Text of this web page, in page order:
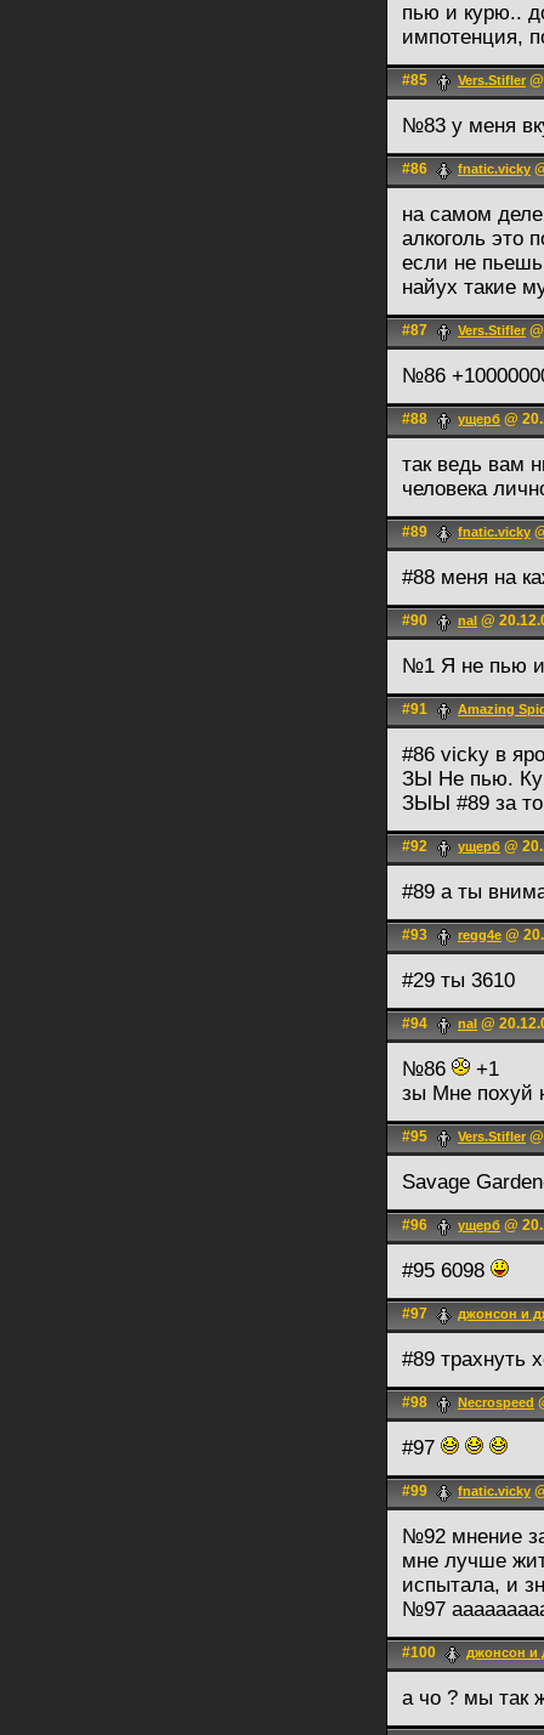
пью и курю..
импотенция,
#85 Vers.Stifler
№83 у меня
#86 fnatic.vicky
на самом
алкоголь это
если не
найух такие
#87 Vers.Stifler
№86
#88 ущерб @
так ведь вам
человека
#89 fnatic.vicky
#88 меня на
#90 nal @
№1 Я не пью и
#91 Amazing
#86 vicky в
ЗЫ Не пью.
ЗЫЫ #89 за
#92 ущерб @
#89 а ты
#93 regg4e @
#29 ты 3610
#94 nal @
№86
+1
зы Мне похуй
#95 Vers.Stifler
Savage
#96 ущерб @
#95 6098
#97 джонсон и
#89 трахнуть
#98 Necrospeed
#97
#99 fnatic.vicky
№92 мнение
мне лучше
испытала, и
№97
#100 джонсон и
а чо ? мы так